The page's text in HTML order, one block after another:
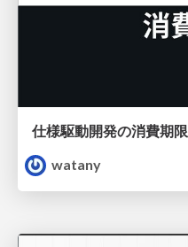
仕様駆動開発の消費期限
watany